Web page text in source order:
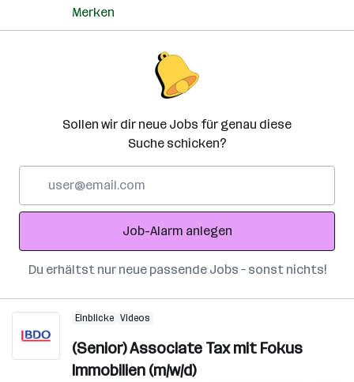
Merken
Sollen wir dir neue Jobs für genau diese
Suche schicken?
Adresse
Job-Alarm anlegen
Du erhältst nur neue passende Jobs – sonst nichts!
Einblicke Videos
(Senior) Associate Tax mit Fokus
Immobilien (m/w/d)